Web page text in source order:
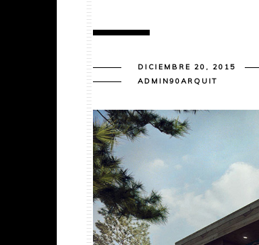
DICIEMBRE 20, 2015
ADMIN90ARQUIT